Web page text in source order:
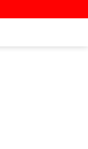
Guna